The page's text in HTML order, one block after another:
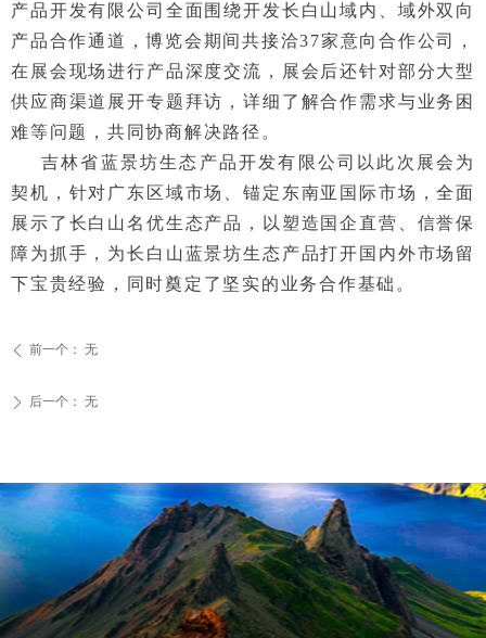
ꄴ 前一个： 无
ꄲ 后一个： 无
产品开发有限公司全面围绕开发长白山域内、域外双向
产品合作通道，博览会期间共接洽37家意向合作公司，
在展会现场进行产品深度交流，展会后还针对部分大型
供应商渠道展开专题拜访，详细了解合作需求与业务困
难等问题，共同协商解决路径。
吉林省蓝景坊生态产品开发有限公司以此次展会为
契机，针对广东区域市场、锚定东南亚国际市场，全面
展示了长白山名优生态产品，以塑造国企直营、信誉保
障为抓手，为长白山蓝景坊生态产品打开国内外市场留
下宝贵经验，同时奠定了坚实的业务合作基础。